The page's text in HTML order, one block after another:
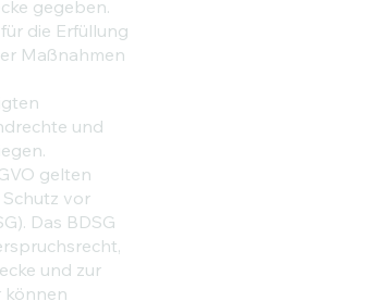
gegeben.
die Erfüllung
Maßnahmen
und
gelten
vor
Das BDSG
und zur
können